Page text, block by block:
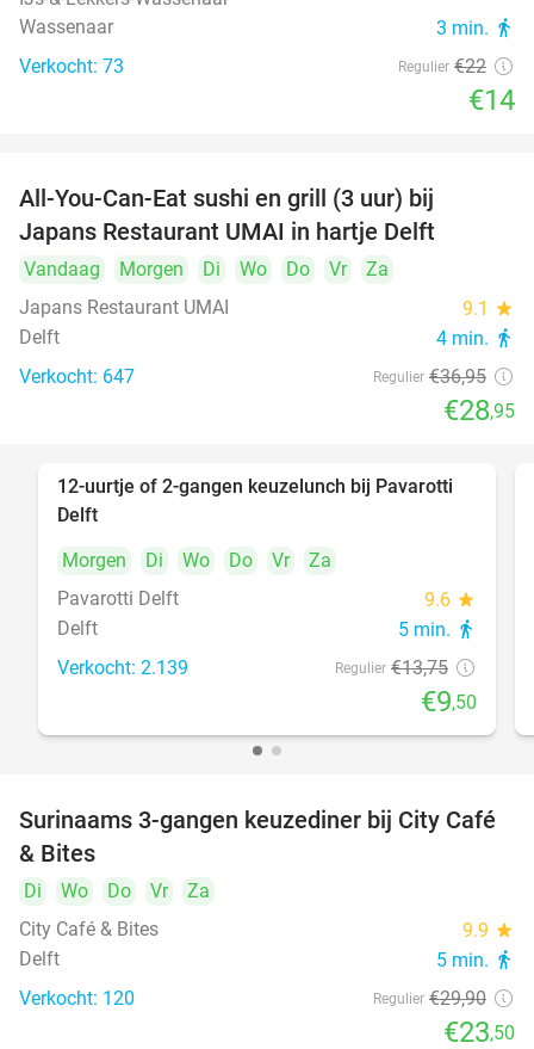
Wassenaar
3 min. directions_walk
Verkocht: 73 Regulier €22
€14
All-You-Can-Eat sushi en grill (3 uur) bij
Japans Restaurant UMAI in hartje Delft
Vandaag Morgen Di Wo Do Vr
Za
Japans Restaurant UMAI
9.1 star
Delft 4 min. directions_walk
Verkocht: 647 Regulier €36,95
€28,95
31%
12-uurtje of 2-gangen keuzelunch bij Pavarotti
Delft
Morgen
Di Wo Do Vr
Za
Pavarotti Delft
9.6 star
Delft 5 min. directions_walk
Verkocht: 2.139 Regulier €13,75
€9,50
21%
Surinaams 3-gangen keuzediner bij City Café
& Bites
Di Wo Do Vr
Za
City Café & Bites
9.9 star
Delft 5 min. directions_walk
Verkocht: 120 Regulier €29,90
€23,50